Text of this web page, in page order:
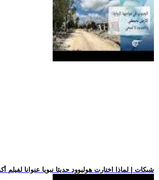
.. شبكات | لماذا اختارت هوليوود حديثا نبويا عنوانا لفيلم